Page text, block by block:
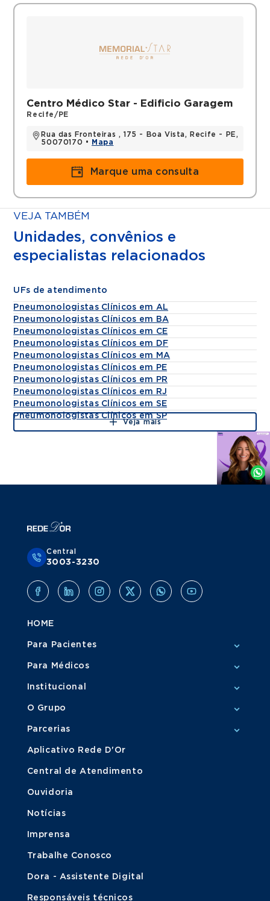
SBPT - Sociedade Brasileira de
Pneumologia e Tisiologia
Pneumologista do Hospital Memorial São
José
Pneumologista do Hospital Memorial Star
Preceptor de Pneumologia do Hospital das
Centro Médico Star - Edificio Garagem
Recife/PE
Rua das Fronteiras , 175 - Boa Vista, Recife - PE,
50070170 •
Mapa
Marque uma consulta
VEJA TAMBÉM
Unidades, convênios e
especialistas relacionados
UFs de atendimento
Pneumonologistas Clínicos em AL
Pneumonologistas Clínicos em BA
Pneumonologistas Clínicos em CE
Pneumonologistas Clínicos em DF
Pneumonologistas Clínicos em MA
Pneumonologistas Clínicos em PE
Pneumonologistas Clínicos em PR
Pneumonologistas Clínicos em RJ
Pneumonologistas Clínicos em SE
Pneumonologistas Clínicos em SP
Veja mais
Agende
Whatsapp
Central
3003-3230
HOME
Para Pacientes
Para Médicos
Institucional
O Grupo
Parcerias
Aplicativo Rede D'Or
Central de Atendimento
Ouvidoria
Notícias
Imprensa
Trabalhe Conosco
Dora - Assistente Digital
Responsáveis técnicos